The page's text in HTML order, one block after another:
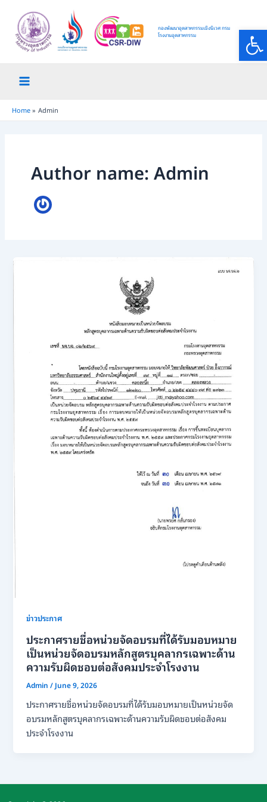
content
กองพัฒนาอุตสาหกรรมเชิงนิเวศ กรม
โรงงานอุตสาหกรรม
Main
Menu
Home Admin
Author name: Admin
ข่าวประกาศ
ประกาศรายชื่อหน่วยจัดอบรมที่ได้รับมอบหมาย
เป็นหน่วยจัดอบรมหลักสูตรบุคลากรเฉพาะด้าน
ความรับผิดชอบต่อสังคมประจำโรงงาน
Admin/ June 9, 2026
ประกาศรายชื่อหน่วยจัดอบรมที่ได้รับมอบหมายเป็นหน่วยจัด
อบรมหลักสูตรบุคลากรเฉพาะด้านความรับผิดชอบต่อสังคม
ประจำโรงงาน